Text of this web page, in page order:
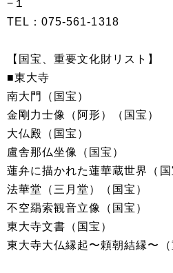
−１
TEL：075-561-1318
【国宝、重要文化財リスト】
■東大寺
南大門（国宝）
金剛力士像（阿形）（国宝）
大仏殿（国宝）
盧舎那仏坐像（国宝）
蓮弁に描かれた蓮華蔵世界（国
法華堂（三月堂）（国宝）
不空羂索観音立像（国宝）
東大寺文書（国宝）
東大寺大仏縁起〜頼朝結縁〜（